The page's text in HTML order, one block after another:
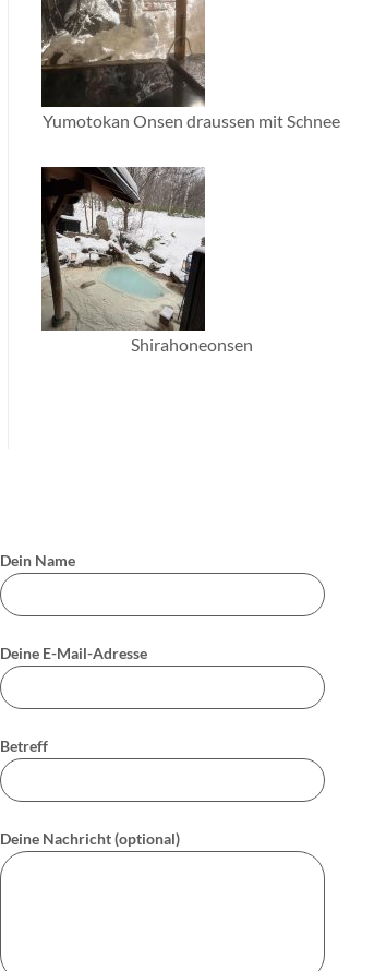
Yumotokan Onsen draussen mit Schnee
Shirahoneonsen
Dein Name
Deine E-Mail-Adresse
Betreff
Deine Nachricht (optional)